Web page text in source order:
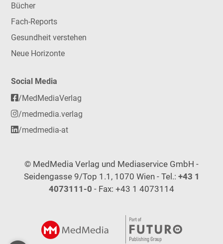
Bücher
Fach-Reports
Gesundheit verstehen
Neue Horizonte
Social Media
/MedMediaVerlag
/medmedia.verlag
/medmedia-at
© MedMedia Verlag und Mediaservice GmbH -
Seidengasse 9/Top 1.1, 1070 Wien - Tel.: +43 1
4073111-0 - Fax: +43 1 4073114